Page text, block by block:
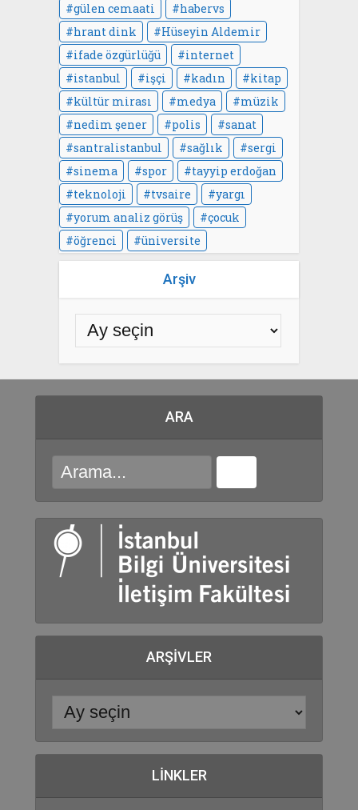
gülen cemaati
habervs
hrant dink
Hüseyin Aldemir
ifade özgürlüğü
internet
istanbul
işçi kadın
kitap
kültür mirası
medya
müzik
nedim şener
polis
sanat
santralistanbul
sağlık
sergi
sinema
spor
tayyip erdoğan
teknoloji
tvsaire
yargı
yorum analiz görüş
çocuk
öğrenci
üniversite
Arşiv
ARA
ARŞIVLER
LINKLER